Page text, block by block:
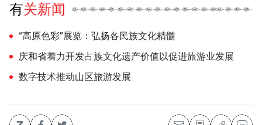
有关新闻
“高原色彩”展览：弘扬各民族文化精髓
庆和省着力开发占族文化遗产价值以促进旅游业发展
数字技术推动山区旅游发展